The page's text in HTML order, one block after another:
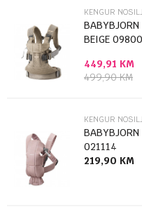
Poruka
Anti-spam zaštita -
KENGUR
BEIGE
449,91 KM
499,90KM
KENGUR
021114
219,90 KM